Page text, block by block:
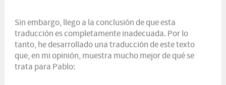
Sin embargo, llego a la conclusión de que esta
traducción es completamente inadecuada. Por lo
tanto, he desarrollado una traducción de este texto
que, en mi opinión, muestra mucho mejor de qué se
trata para Pablo: